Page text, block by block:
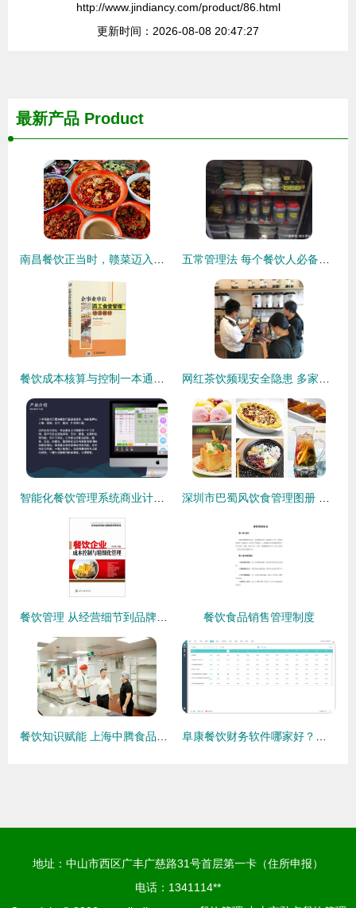
http://www.jindiancy.com/product/86.html
更新时间：2026-08-08 20:47:27
最新产品 Product
餐饮食品销售管理制度
地址：中山市西区广丰广慈路31号首层第一卡（住所申报）
电话：1341114**